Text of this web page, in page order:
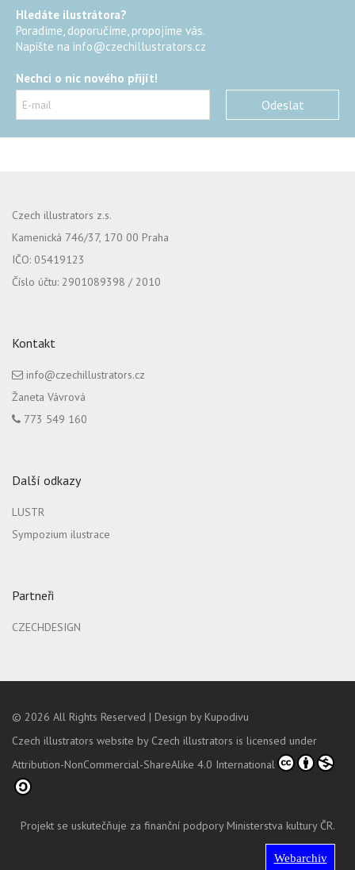
Hledáte ilustrátora?
Poradíme, doporučíme, propojíme vás.
Napište na info@czechillustrators.cz
Nechci o nic nového přijít!
Czech illustrators z.s.
Kamenická 746/37, 170 00 Praha
IČO: 05419123
Číslo účtu: 2901089398 / 2010
Kontakt
info@czechillustrators.cz
Žaneta Vávrová
773 549 160
Další odkazy
LUSTR
Sympozium ilustrace
Partneři
CZECHDESIGN
© 2026 All Rights Reserved | Design by Kupodivu
Czech illustrators website by Czech illustrators is licensed under
Attribution-NonCommercial-ShareAlike 4.0 International
Projekt se uskutečňuje za finanční podpory Ministerstva kultury ČR.
Webarchiv